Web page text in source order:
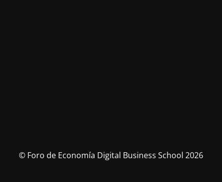
© Foro de Economía Digital Business School 2026